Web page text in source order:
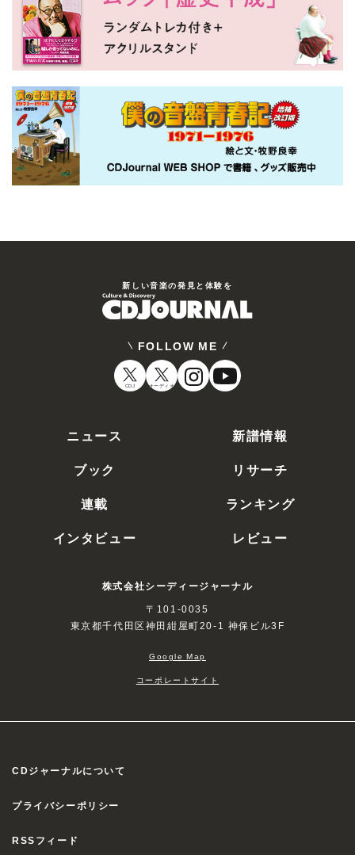
新しい⾳楽の発⾒と体験を
FOLLOW ME
CDJ オーディオ
ニュース
新譜情報
ブック
リサーチ
連載
ランキング
インタビュー
レビュー
株式会社シーディージャーナル
〒101-0035
東京都千代田区神田紺屋町20-1 神保ビル3F
Google Map
コーポレートサイト
CDジャーナルについて
プライバシーポリシー
RSSフィード